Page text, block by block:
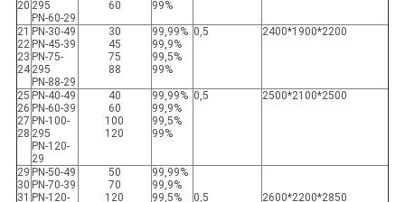
20 295
PN-60-29
60
99%
21
22
23
24
PN-30-49
PN-45-39
PN-75-
295
PN-88-29
30
45
75
88
99,99%
99,9%
99,5%
99%
0,5 2400*1900*2200
25
26
27
28
PN-40-49
PN-60-39
PN-100-
295
PN-120-
29
40
60
100
120
99,99%
99,9%
99,5%
99%
0,5 2500*2100*2500
29
30
31
PN-50-49
PN-70-39
PN-120-
50
70
120
99,99%
99,9%
99,5%
0,5 2600*2200*2850